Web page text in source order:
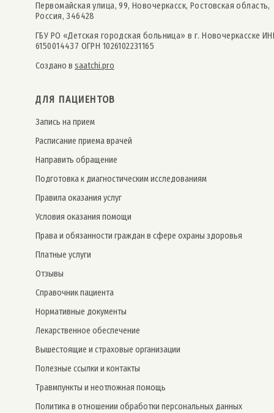
Первомайская улица, 99, Новочеркасск, Ростовская область,
Россия, 346428
ГБУ РО «Детская городская больница» в г. Новочеркасске
6150014437 ОГРН 1026102231165
Создано в saatchi.pro
ДЛЯ ПАЦИЕНТОВ
Запись на прием
Расписание приема врачей
Направить обращение
Подготовка к диагностическим исследованиям
Правила оказания услуг
Условия оказания помощи
Права и обязанности граждан в сфере охраны здоровья
Платные услуги
Отзывы
Справочник пациента
Нормативные документы
Лекарственное обеспечение
Вышестоящие и страховые организации
Полезные ссылки и контакты
Травмпункты и неотложная помощь
Политика в отношении обработки персональных данных